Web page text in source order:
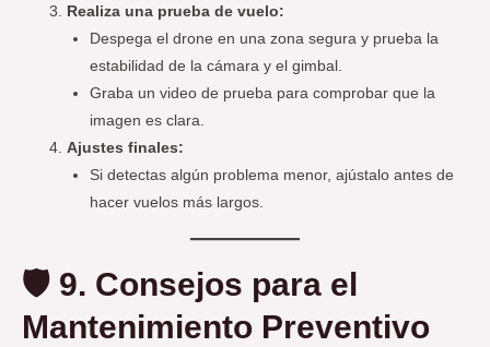
Realiza una prueba de vuelo:
Despega el drone en una zona segura y prueba la
estabilidad de la cámara y el gimbal.
Graba un video de prueba para comprobar que la
imagen es clara.
Ajustes finales:
Si detectas algún problema menor, ajústalo antes de
hacer vuelos más largos.
🛡️ 9. Consejos para el
Mantenimiento Preventivo